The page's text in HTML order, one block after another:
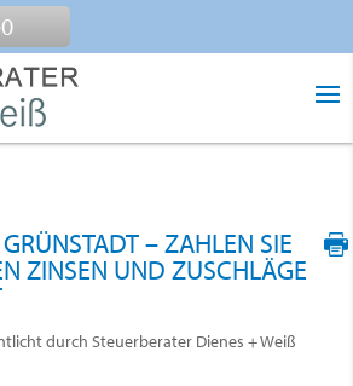
GRÜNSTADT – ZAHLEN SIE
ZINSEN UND ZUSCHLÄGE
durch Steuerberater Dienes + Weiß